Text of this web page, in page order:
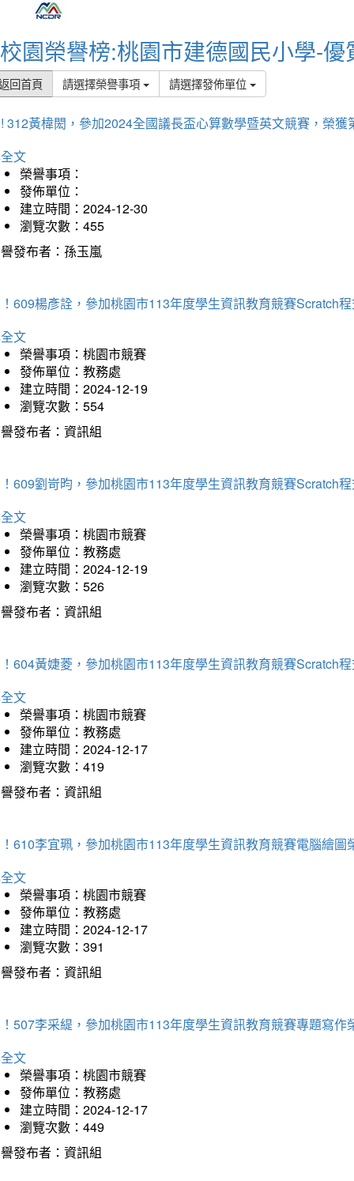
校園榮譽榜:桃園市建德國民小學-優
回首頁 請選擇榮譽事項 請選擇發佈單位
312黃椲閎，參加2024全國議長盃心算數學暨英文競賽，榮獲
文
榮譽事項：
發佈單位：
建立時間：2024-12-30
瀏覽次數：455
發布者：孫玉嵐
609楊彥詮，參加桃園市113年度學生資訊教育競賽Scratch
文
榮譽事項：桃園市競賽
發佈單位：教務處
建立時間：2024-12-19
瀏覽次數：554
發布者：資訊組
609劉岢昀，參加桃園市113年度學生資訊教育競賽Scratch
文
榮譽事項：桃園市競賽
發佈單位：教務處
建立時間：2024-12-19
瀏覽次數：526
發布者：資訊組
604黃婕菱，參加桃園市113年度學生資訊教育競賽Scratch
文
榮譽事項：桃園市競賽
發佈單位：教務處
建立時間：2024-12-17
瀏覽次數：419
發布者：資訊組
610李宜珮，參加桃園市113年度學生資訊教育競賽電腦繪圖
文
榮譽事項：桃園市競賽
發佈單位：教務處
建立時間：2024-12-17
瀏覽次數：391
發布者：資訊組
507李采緹，參加桃園市113年度學生資訊教育競賽專題寫作
文
榮譽事項：桃園市競賽
發佈單位：教務處
建立時間：2024-12-17
瀏覽次數：449
發布者：資訊組